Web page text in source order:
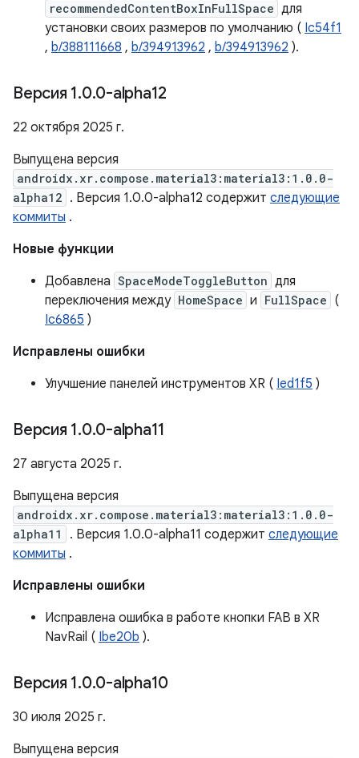
recommendedContentBoxInFullSpace для
установки своих размеров по умолчанию ( Ic54f1
, b/388111668 , b/394913962 , b/394913962 ).
Версия 1.0.0-alpha12
22 октября 2025 г.
Выпущена версия
androidx.xr.compose.material3:material3:1.0.0-
alpha12 . Версия 1.0.0-alpha12 содержит следующие
коммиты .
Новые функции
Добавлена SpaceModeToggleButton для
переключения между HomeSpace и FullSpace (
Ic6865 )
Исправлены ошибки
Улучшение панелей инструментов XR ( Ied1f5 )
Версия 1.0.0-alpha11
27 августа 2025 г.
Выпущена версия
androidx.xr.compose.material3:material3:1.0.0-
alpha11
. Версия 1.0.0-alpha11 содержит следующие
коммиты .
Исправлены ошибки
Исправлена ​​ошибка в работе кнопки FAB в XR
NavRail ( Ibe20b ).
Версия 1.0.0-alpha10
30 июля 2025 г.
Выпущена версия